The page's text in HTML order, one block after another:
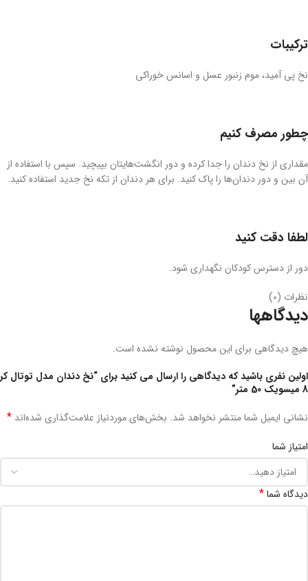
ترکیبات
نخ پی آمید، موم زنبور عسل و اسانس خوراکی
چطور مصرف کنیم
مقداری از نخ دندان را جدا کرده و دور انگشت‌هایتان بپیچید. سپس با استفاده از
آن بین و دور دندان‌ها را پاک کنید. برای هر دندان از تکه نخ جدید استفاده کنید.
لطفا دقت کنید
دور از دسترس کودکان نگهداری شود.
نظرات (0)
دیدگاهها
هیچ دیدگاهی برای این محصول نوشته نشده است.
اولین نفری باشید که دیدگاهی را ارسال می کنید برای “نخ دندان مدل توتال کر
8 میسویک 50 متر”
نشانی ایمیل شما منتشر نخواهد شد. بخش‌های موردنیاز علامت‌گذاری شده‌اند *
امتیاز شما
دیدگاه شما*